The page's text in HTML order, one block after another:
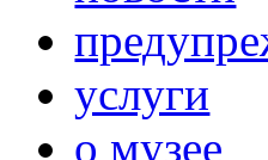
услуги
о музее